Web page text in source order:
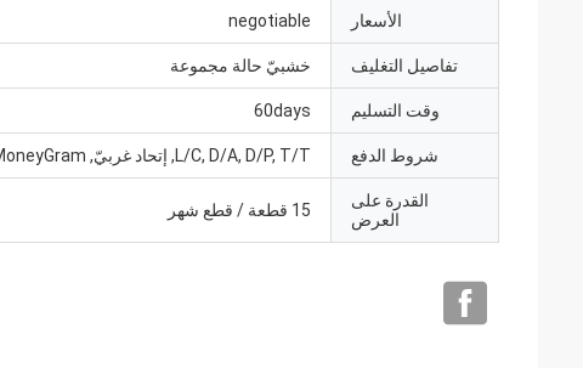
الأسعار negotiable
تفاصيل التغليف خشبيّ حالة مجموعة
وقت التسليم 60days
شروط الدفع L/C, D/A, D/P, T/T, إتحاد غربيّ, MoneyGram
القدرة على
العرض
15 قطعة / قطع شهر